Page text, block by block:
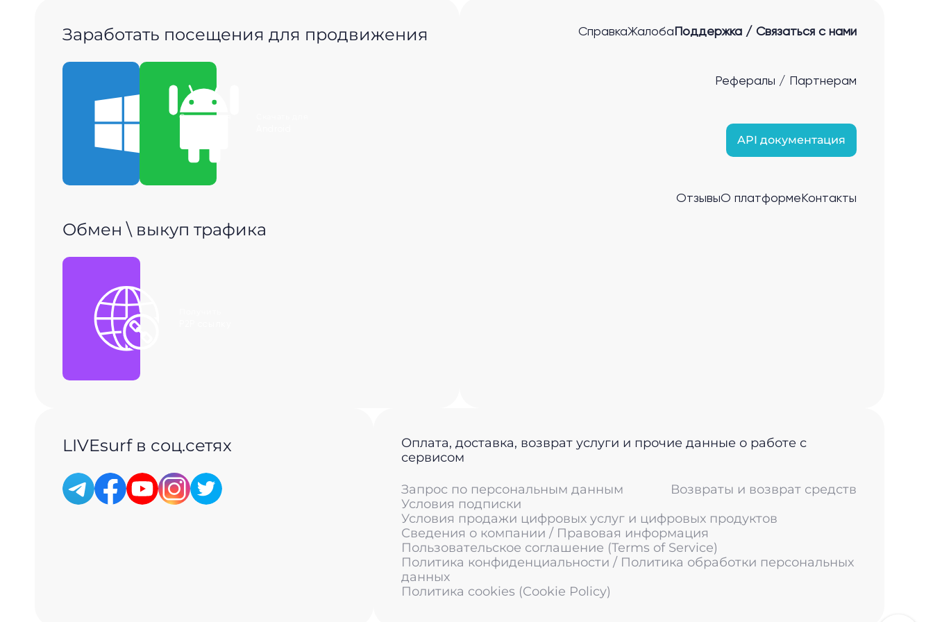
Заработать посещения для продвижения
Скачать для
Обмен \ выкуп трафика
СправкаЖалоба Поддержка / Связаться с нами
Рефералы / Партнерам
API документация
ОтзывыО платформе Контакты
LIVEsurf в соц.сетях
Оплата, доставка, возврат услуги и прочие данные о работе с
сервисом
Запрос по персональным данным
Возвраты и возврат средств
Условия подписки
Условия продажи цифровых услуг и цифровых продуктов
Сведения о компании / Правовая информация
Пользовательское соглашение (Terms of Service)
Политика конфиденциальности / Политика обработки персональных
данных
Политика cookies (Cookie Policy)